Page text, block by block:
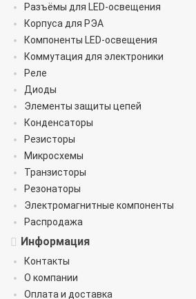
Разъёмы для LED-освещения
Корпуса для РЭА
Компоненты LED-освещения
Коммутация для электроники
Реле
Диоды
Элементы защиты цепей
Конденсаторы
Резисторы
Микросхемы
Транзисторы
Резонаторы
Электромагнитные компоненты
Распродажа
Информация
Контакты
О компании
Оплата и доставка